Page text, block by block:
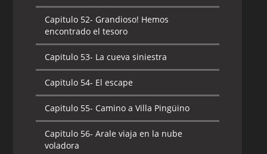
Capitulo 52- Grandioso! Hemos
encontrado el tesoro
Capitulo 53- La cueva siniestra
Capitulo 54- El escape
Capitulo 55- Camino a Villa Pingüino
Capitulo 56- Arale viaja en la nube
voladora